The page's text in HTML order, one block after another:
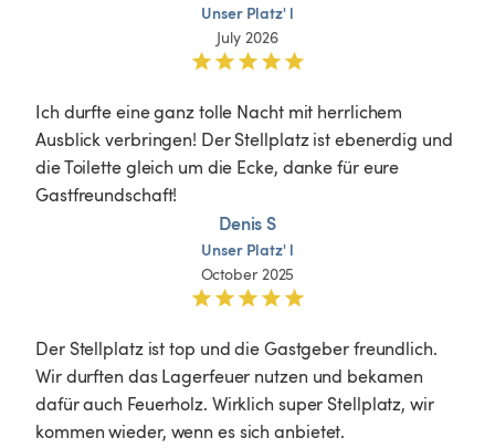
Unser Platz' l
July 2026
Ich durfte eine ganz tolle Nacht mit herrlichem
Ausblick verbringen! Der Stellplatz ist ebenerdig und
die Toilette gleich um die Ecke, danke für eure
Denis S
Unser Platz' l
October 2025
Der Stellplatz ist top und die Gastgeber freundlich.
Wir durften das Lagerfeuer nutzen und bekamen
dafür auch Feuerholz. Wirklich super Stellplatz, wir
kommen wieder, wenn es sich anbietet.